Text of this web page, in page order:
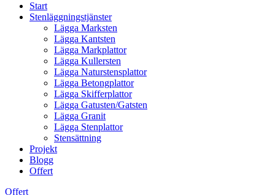
Start
Stenläggningstjänster
Lägga Marksten
Lägga Kantsten
Lägga Markplattor
Lägga Kullersten
Lägga Naturstensplattor
Lägga Betongplattor
Lägga Skifferplattor
Lägga Gatusten/Gatsten
Lägga Granit
Lägga Stenplattor
Stensättning
Projekt
Blogg
Offert
Offert